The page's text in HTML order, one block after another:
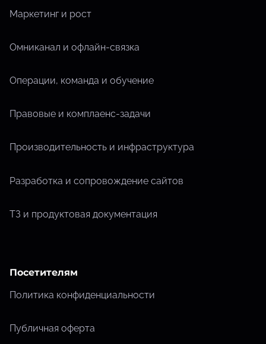
Маркетинг и рост
Омниканал и офлайн-связка
Операции, команда и обучение
Правовые и комплаенс-задачи
Производительность и инфраструктура
Разработка и сопровождение сайтов
ТЗ и продуктовая документация
Посетителям
Политика конфиденциальности
Публичная оферта